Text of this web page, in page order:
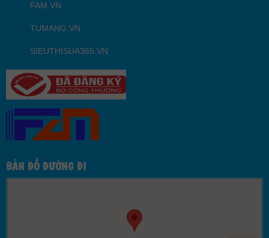
FAM.VN
TUMANG.VN
SIEUTHISUA365.VN
BẢN ĐỒ ĐƯỜNG ĐI